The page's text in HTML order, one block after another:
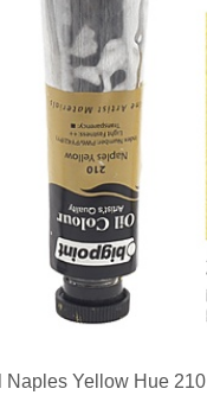
Naples Yellow Hue 210